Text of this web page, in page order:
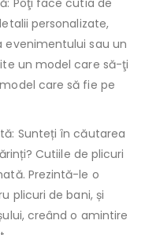
Poţi face cutia de
personalizate,
evenimentului sau un
un model care să-ţi
care să fie pe
Sunteți în căutarea
Cutiile de plicuri
Prezintă-le o
plicuri de bani, și
creând o amintire